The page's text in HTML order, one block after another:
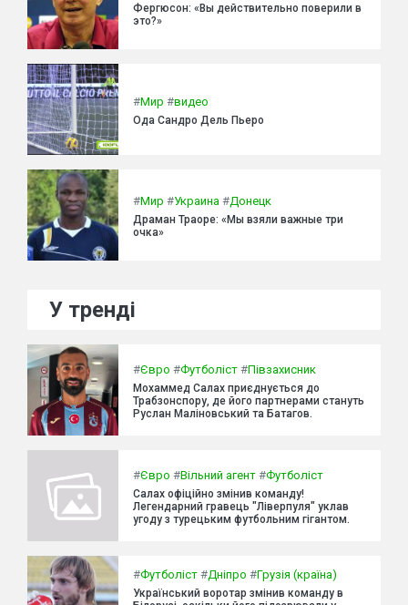
Фергюсон: «Вы действительно поверили в
это?»
#Мир #видео
Ода Сандро Дель Пьеро
#Мир #Украина #Донецк
Драман Траоре: «Мы взяли важные три
очка»
У тренді
#Євро #Футболіст #Півзахисник
Мохаммед Салах приєднується до
Трабзонспору, де його партнерами стануть
Руслан Маліновський та Батагов.
#Євро #Вільний агент #Футболіст
Салах офіційно змінив команду!
Легендарний гравець "Ліверпуля" уклав
угоду з турецьким футбольним гігантом.
#Футболіст #Дніпро #Грузія (країна)
Український воротар змінив команду в